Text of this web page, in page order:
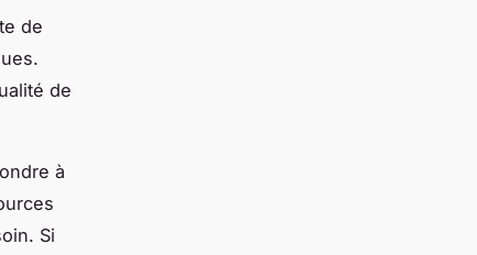
de
de
à
Si